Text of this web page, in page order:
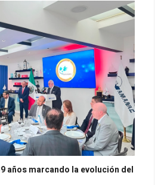
años marcando la evolución del